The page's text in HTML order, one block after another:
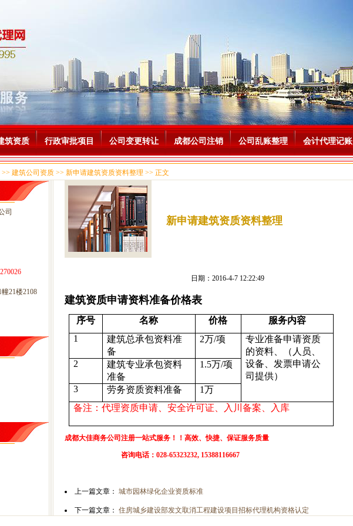
筑资质 行政审批项目 公司变更转让 成都公司注销 公司乱账整理 会计代理记账
建筑公司资质 >> 新申请建筑资质资料整理 >> 正文
司
21楼2108
新申请建筑资质资料整理
日期：2016-4-7 12:22:49
建筑资质申请资料准备价格表
序号 名称 价格
服务内容
1
建筑总承包资料准
备
2万/项
专业准备申请资质
的资料、（人员、
设备、发票申请公
司提供）
2
建筑专业承包资料
准备
1.5万/项
3 劳务资质资料准备 1万
备注：代理资质申请、安全许可证、入川备案、入库
成都大佳商务公司注册一站式服务！！高效、快捷、保证服务质量
咨询电话： 028-65323232, 15388116667
上一篇文章： 城市园林绿化企业资质标准
下一篇文章： 住房城乡建设部发文取消工程建设项目招标代理机构资格认定